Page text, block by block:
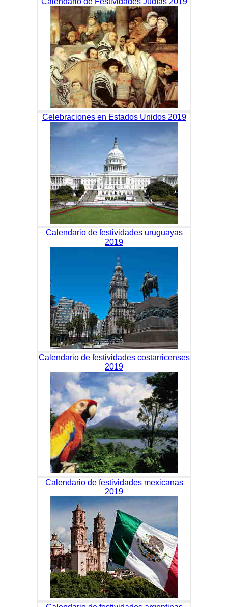
Celebraciones en Estados Unidos 2019
Calendario de festividades uruguayas
2019
Calendario de festividades costarricenses
2019
Calendario de festividades mexicanas
2019